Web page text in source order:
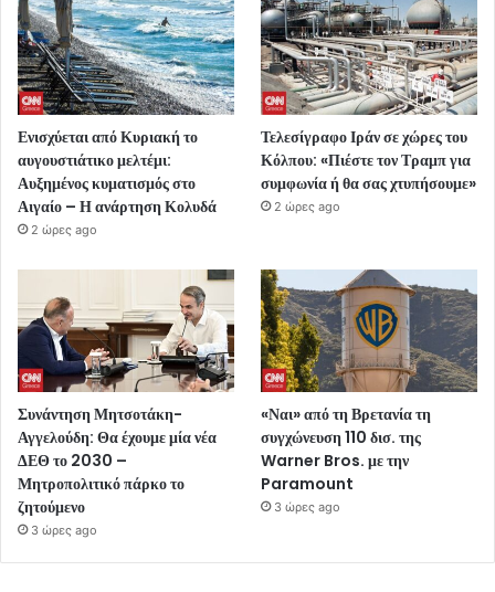
Ενισχύεται από Κυριακή το
αυγουστιάτικο μελτέμι:
Αυξημένος κυματισμός στο
Αιγαίο – Η ανάρτηση Κολυδά
2 ώρες ago
Τελεσίγραφο Ιράν σε χώρες του
Κόλπου: «Πιέστε τον Τραμπ για
συμφωνία ή θα σας χτυπήσουμε»
2 ώρες ago
Συνάντηση Μητσοτάκη-
Αγγελούδη: Θα έχουμε μία νέα
ΔΕΘ το 2030 –
Μητροπολιτικό πάρκο το
ζητούμενο
3 ώρες ago
«Ναι» από τη Βρετανία τη
συγχώνευση 110 δισ. της
Warner Bros. με την
Paramount
3 ώρες ago